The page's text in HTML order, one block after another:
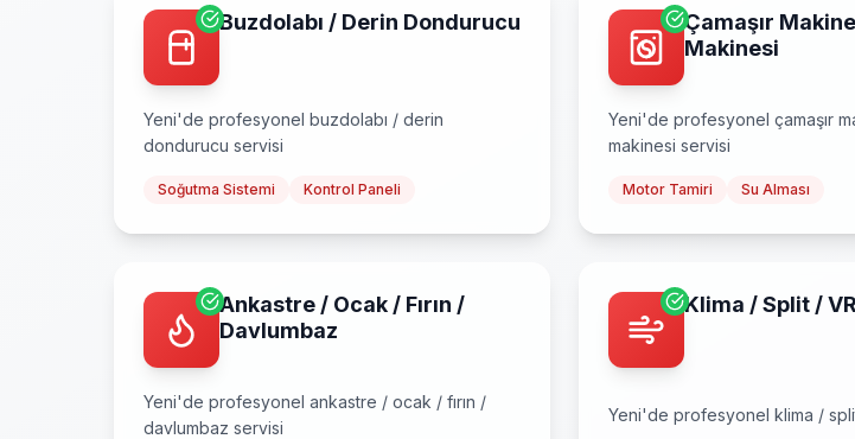
Buzdolabı / Derin Dondurucu
Yeni'de profesyonel buzdolabı / derin
dondurucu servisi
Soğutma Sistemi Kontrol Paneli
Çamaşır
Makinesi
Yeni'de profesyonel çamaşır
makinesi servisi
Motor Tamiri Su Alması
Ankastre / Ocak / Fırın /
Davlumbaz
Yeni'de profesyonel ankastre / ocak / fırın /
davlumbaz servisi
Klima / Split /
Yeni'de profesyonel klima /